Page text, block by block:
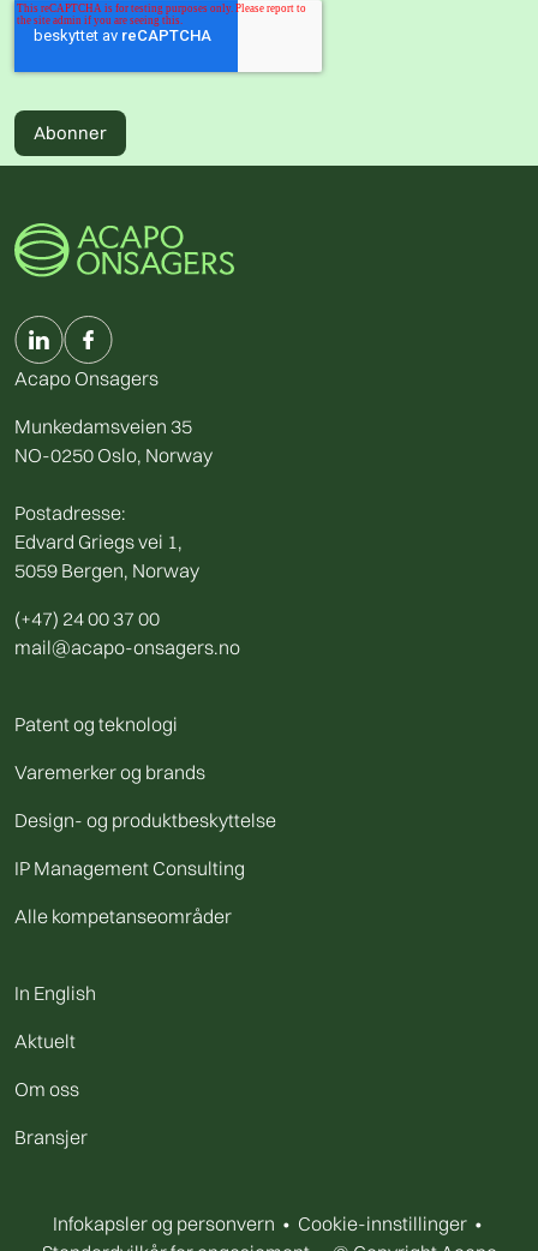
Acapo Onsagers
Munkedamsveien 35
NO-0250 Oslo, Norway
Postadresse:
Edvard Griegs vei 1,
5059 Bergen, Norway
(+47) 24 00 37 00
mail@acapo-onsagers.no
Patent og teknologi
Varemerker og brands
Design- og produktbeskyttelse
IP Management Consulting
Alle kompetanseområder
In English
Aktuelt
Om oss
Bransjer
Infokapsler og personvern • Cookie-innstillinger•